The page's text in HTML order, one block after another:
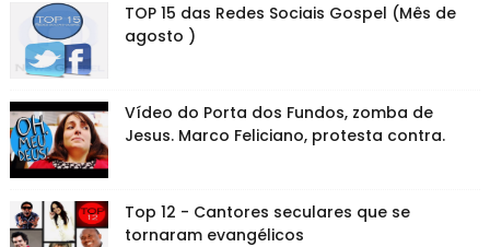
TOP 15 das Redes Sociais Gospel (Mês de
agosto )
Vídeo do Porta dos Fundos, zomba de
Jesus. Marco Feliciano, protesta contra.
Top 12 - Cantores seculares que se
tornaram evangélicos